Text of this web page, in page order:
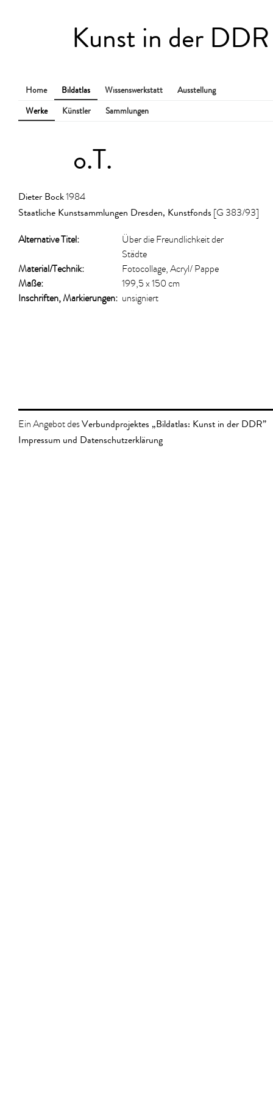
Kunst in der DDR
Home Bildatlas Wissenswerkstatt
Ausstellung
Werke
Künstler Sammlungen
o.T.
Dieter Bock1984
Staatliche Kunstsammlungen Dresden, Kunstfonds [G 383/93]
Alternative Titel:
Über die Freundlichkeit der
Städte
Material/​Technik:
Fotocollage, Acryl/ Pappe
Maße:
199,5 x 150 cm
Inschriften, Markierungen: unsigniert
Ein Angebot desVerbundprojektes „Bildatlas: Kunst in der DDR”
Impressum und Datenschutzerklärung